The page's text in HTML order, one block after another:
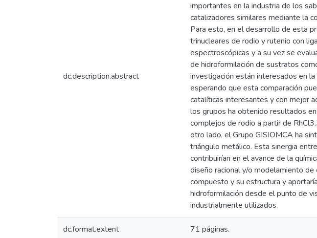
dc.description.abstract
importantes en la industria de los
catalizadores similares mediante la
Para esto, en el desarrollo de esta
trinucleares de rodio y rutenio con
espectroscópicas y a su vez se
de hidroformilación de sustratos
investigación están interesados en
esperando que esta comparación
catalíticas interesantes y con mejor
los grupos ha obtenido resultados
complejos de rodio a partir de
otro lado, el Grupo GISIOMCA ha
triángulo metálico. Esta sinergia
contribuirían en el avance de la
diseño racional y/o modelamiento
compuesto y su estructura y
hidroformilación desde el punto de
industrialmente utilizados.
dc.format.extent 71 páginas.